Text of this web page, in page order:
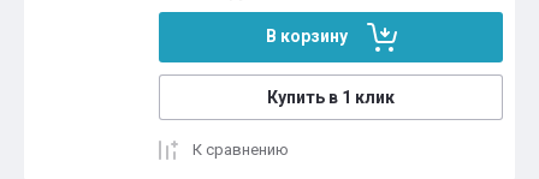
В корзину
Купить в 1 клик
К сравнению